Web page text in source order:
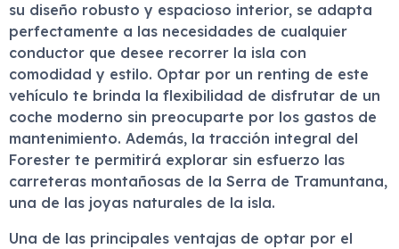
su diseño robusto y espacioso interior, se adapta
perfectamente a las necesidades de cualquier
conductor que desee recorrer la isla con
comodidad y estilo. Optar por un renting de este
vehículo te brinda la flexibilidad de disfrutar de un
coche moderno sin preocuparte por los gastos de
mantenimiento. Además, la tracción integral del
Forester te permitirá explorar sin esfuerzo las
carreteras montañosas de la Serra de Tramuntana,
una de las joyas naturales de la isla.
Una de las principales ventajas de optar por el